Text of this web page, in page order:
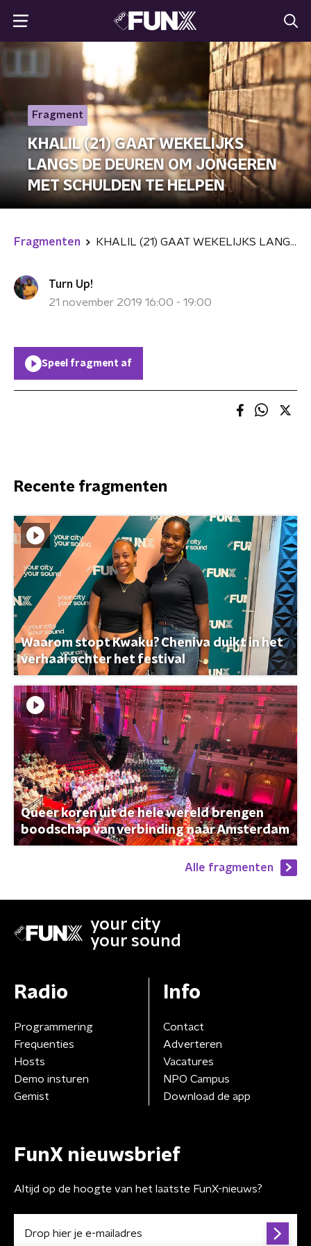
Fragment
KHALIL (21) GAAT WEKELIJKS
LANGS DE DEUREN OM JONGEREN
MET SCHULDEN TE HELPEN
Fragmenten KHALIL (21) GAAT WEKELIJKS LANGS DE DEUREN OM JONGEREN MET SCHULDEN TE HELPEN
Turn Up!
21 november 2019 16:00 - 19:00
Speel fragment af
Recente fragmenten
Waarom stopt Kwaku? Cheniva duikt in het
verhaal achter het festival
Queer koren uit de hele wereld brengen
boodschap van verbinding naar Amsterdam
Alle fragmenten
your city
your sound
Radio
Programmering
Frequenties
Hosts
Demo insturen
Gemist
Info
Contact
Adverteren
Vacatures
NPO Campus
Download de app
FunX nieuwsbrief
Altijd op de hoogte van het laatste FunX-nieuws?